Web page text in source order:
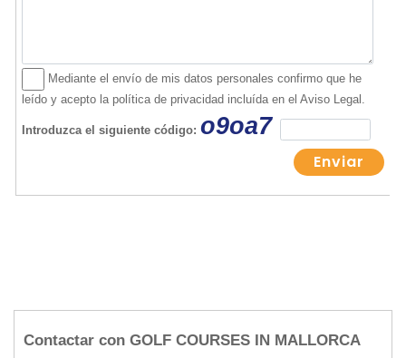
Contactar con GOLF COURSES IN MALLORCA